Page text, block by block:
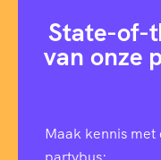
State-of-
van onze
Maak kennis met